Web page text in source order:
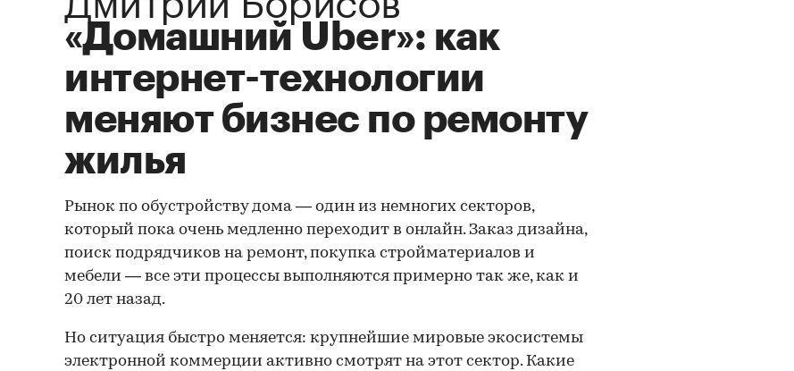
«Домашний Uber»: как
интернет-технологии
меняют бизнес по ремонту
жилья
Рынок по обустройству дома — один из немногих секторов,
который пока очень медленно переходит в онлайн. Заказ дизайна,
поиск подрядчиков на ремонт, покупка стройматериалов и
мебели — все эти процессы выполняются примерно так же, как и
20 лет назад.
Но ситуация быстро меняется: крупнейшие мировые экосистемы
электронной коммерции активно смотрят на этот сектор. Какие